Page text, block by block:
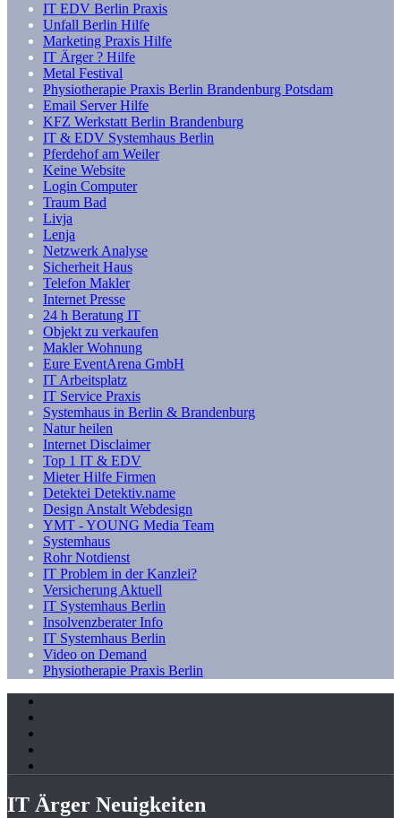
IT EDV Berlin Praxis
Unfall Berlin Hilfe
Marketing Praxis Hilfe
IT Ärger ? Hilfe
Metal Festival
Physiotherapie Praxis Berlin Brandenburg Potsdam
Email Server Hilfe
KFZ Werkstatt Berlin Brandenburg
IT & EDV Systemhaus Berlin
Pferdehof am Weiler
Keine Website
Login Computer
Traum Bad
Livja
Lenja
Netzwerk Analyse
Sicherheit Haus
Telefon Makler
Internet Presse
24 h Beratung IT
Objekt zu verkaufen
Makler Wohnung
Eure EventArena GmbH
IT Arbeitsplatz
IT Service Praxis
Systemhaus in Berlin & Brandenburg
Natur heilen
Internet Disclaimer
Top 1 IT & EDV
Mieter Hilfe Firmen
Detektei Detektiv.name
Design Anstalt Webdesign
YMT - YOUNG Media Team
Systemhaus
Rohr Notdienst
IT Problem in der Kanzlei?
Versicherung Aktuell
IT Systemhaus Berlin
Insolvenzberater Info
IT Systemhaus Berlin
Video on Demand
Physiotherapie Praxis Berlin
IT Ärger Neuigkeiten